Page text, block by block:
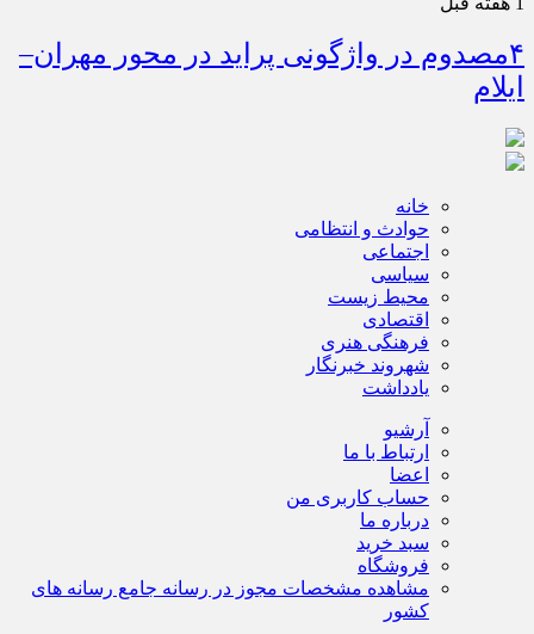
۴مصدوم در واژگونی پراید در محور مهران–
ایلام
خانه
حوادث و انتظامی
اجتماعی
سیاسی
محیط زیست
اقتصادی
فرهنگی هنری
شهروند خبرنگار
یادداشت
آرشیو
ارتباط با ما
اعضا
حساب کاربری من
درباره ما
سبد خرید
فروشگاه
مشاهده مشخصات مجوز در رسانه جامع رسانه های
کشور